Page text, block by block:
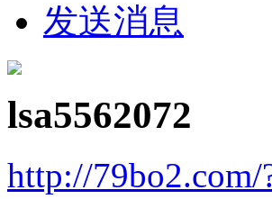
发送消息
lsa5562072
http://79bo2.com/